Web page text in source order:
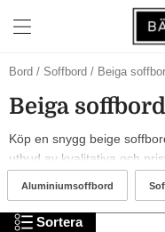
Bord / Soffbord / Beiga
Beiga soffbord
Köp en snygg beige
utbud av kvalitativa och
trendigt med och beiga
från billiga till mer
Aluminiumsoffbord
Sortera